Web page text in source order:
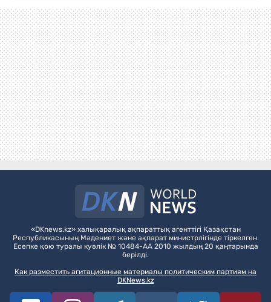
«DKnews.kz» халықаралық ақпараттық агенттігі Қазақстан
Республикасының Мәдениет және ақпарат министрлігінде тіркелген.
Есепке қою туралы куәлік № 10484-АА 2010 жылдың 20 қаңтарында
берілді.
Как разместить агитационные материалы политическим партиям на
DKNews.kz